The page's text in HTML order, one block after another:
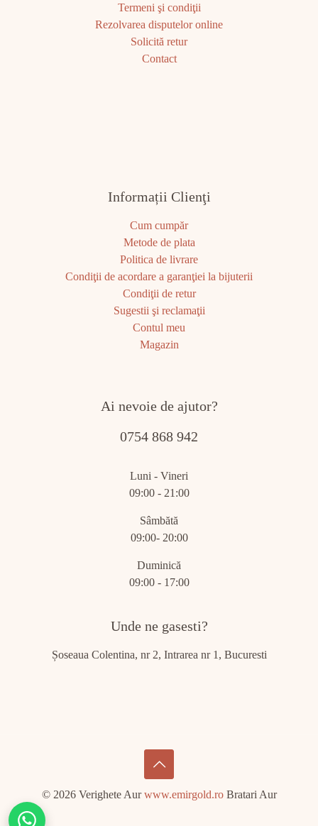
Termeni şi condiţii
Rezolvarea disputelor online
Solicită retur
Contact
Informații Clienţi
Cum cumpăr
Metode de plata
Politica de livrare
Condiţii de acordare a garanţiei la bijuterii
Condiţii de retur
Sugestii şi reclamaţii
Contul meu
Magazin
Ai nevoie de ajutor?
0754 868 942
Luni - Vineri
09:00 - 21:00
Sâmbătă
09:00- 20:00
Duminică
09:00 - 17:00
Unde ne gasesti?
Șoseaua Colentina, nr 2, Intrarea nr 1, Bucuresti
© 2026 Verighete Aurwww.emirgold.roBratari Aur